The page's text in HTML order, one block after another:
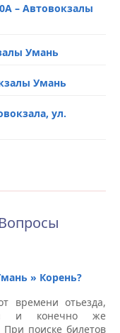
– Автовокзалы
Умань
Умань
ул.
4, трасса М12 –
– Киев –
– Автовокзалы
Умань
» Корень?
времени отьезда,
и конечно же
поиске билетов